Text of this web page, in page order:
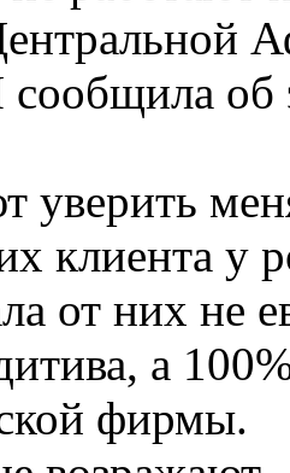
об
уверить
клиента у
от них не
а
фирмы.